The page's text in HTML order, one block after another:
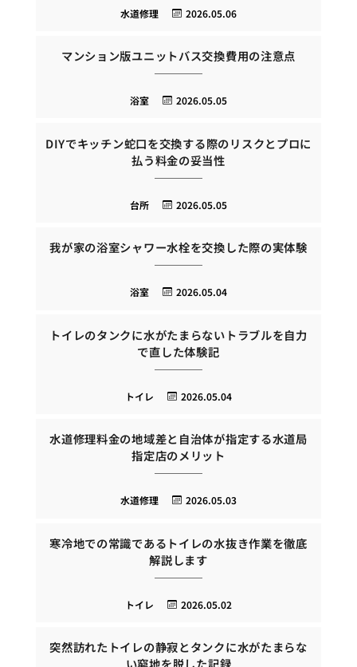
2026.05.06
水道修理
マンション版ユニットバス交換費用の注意点
2026.05.05
浴室
DIYでキッチン蛇口を交換する際のリスクとプロに
払う料金の妥当性
2026.05.05
台所
我が家の浴室シャワー水栓を交換した際の実体験
2026.05.04
浴室
トイレのタンクに水がたまらないトラブルを自力
で直した体験記
2026.05.04
トイレ
水道修理料金の地域差と自治体が指定する水道局
指定店のメリット
2026.05.03
水道修理
寒冷地での常識であるトイレの水抜き作業を徹底
解説します
2026.05.02
トイレ
突然訪れたトイレの静寂とタンクに水がたまらな